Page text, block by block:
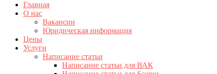
Главная
О нас
Вакансии
Юридическая информация
Цены
Услуги
Написание статьи
Написание статьи для ВАК